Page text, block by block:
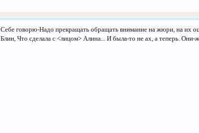
Себе говорю-Надо прекращать обращать внимание на жюри, на их
Блин, Что сделала с <лицом> Алина... И была-то не ах, а теперь.